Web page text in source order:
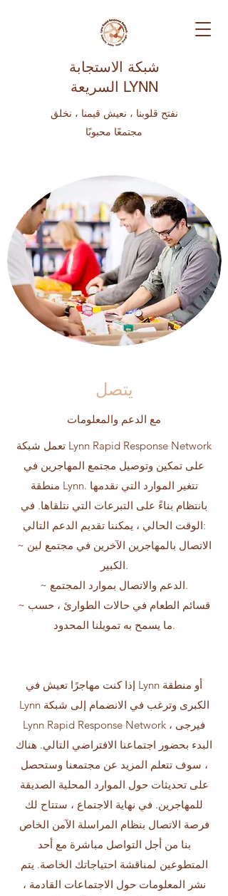
شبكة الاستجابة
السريعة LYNN
نفتح قلوبنا ، نعيش قيمنا ، نخلق
مجتمعًا محبوبًا
يتصل
مع الدعم والمعلومات
تعمل شبكة Lynn Rapid Response Network
على تمكين وتوصيل مجتمع المهاجرين في
منطقة Lynn. تتغير الموارد التي نقدمها
بانتظام بناءً على التبرعات التي نتلقاها. في
الوقت الحالي ، يمكننا تقديم الدعم التالي:
~ الاتصال بالمهاجرين الآخرين في مجتمع لين
الكبير.
~ الدعم والاتصال بموارد المجتمع.
~ قسائم الطعام في حالات الطوارئ ، حسب
ما يسمح به تمويلنا المحدود.
إذا كنت مهاجرًا تعيش في Lynn أو منطقة
Lynn الكبرى وترغب في الانضمام إلى شبكة
Lynn Rapid Response Network ، فيرجى
البدء بحضور اجتماعنا الافتراضي التالي. هناك
، سوف تتعلم المزيد عن مجتمعنا وستحصل
على تحديثات حول الموارد المحلية الصديقة
للمهاجرين. في نهاية الاجتماع ، ستتاح لك
فرصة الاتصال بنظام المراسلة الآمن الخاص
بنا من أجل التواصل مباشرة مع أحد
المتطوعين لمناقشة احتياجاتك الخاصة. يتم
نشر المعلومات حول الاجتماعات القادمة ،